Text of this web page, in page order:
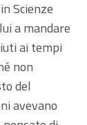
Scienze
a mandare
ai tempi
non
del
avevano